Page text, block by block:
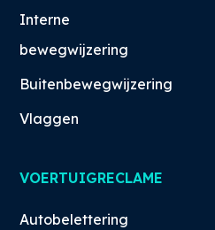
Interne
bewegwijzering
Buitenbewegwijzering
Vlaggen
VOERTUIGRECLAME
Autobelettering